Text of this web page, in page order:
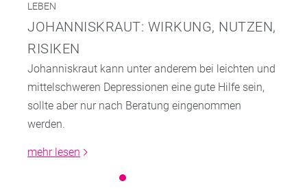
LEBEN
JOHANNISKRAUT: WIRKUNG, NUTZEN,
RISIKEN
Johanniskraut kann unter anderem bei leichten und
mittelschweren Depressionen eine gute Hilfe sein,
sollte aber nur nach Beratung eingenommen
werden.
mehr lesen